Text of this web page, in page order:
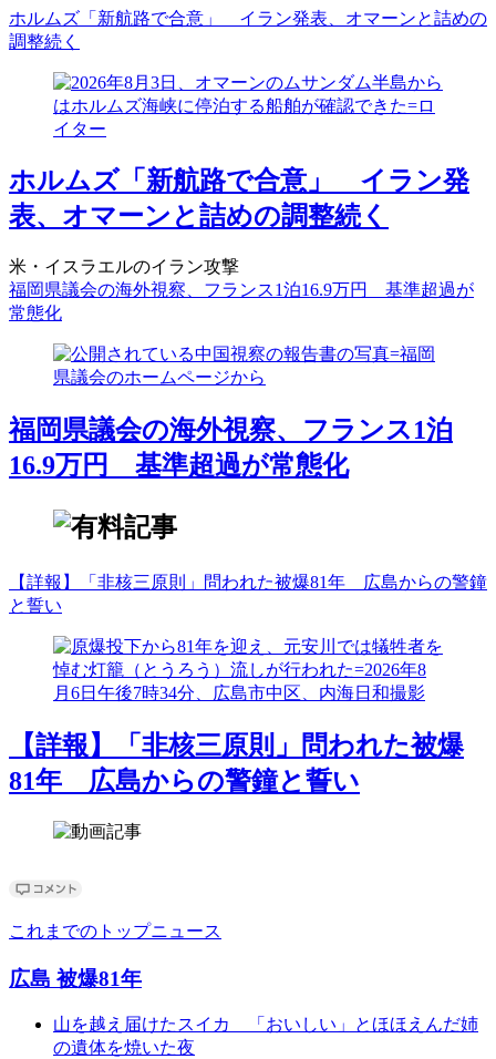
ホルムズ「新航路で合意」 イラン発表、オマーンと詰めの
調整続く
ホルムズ「新航路で合意」 イラン発
表、オマーンと詰めの調整続く
米・イスラエルのイラン攻撃
福岡県議会の海外視察、フランス1泊16.9万円 基準超過が
常態化
福岡県議会の海外視察、フランス1泊
16.9万円 基準超過が常態化
【詳報】「非核三原則」問われた被爆81年 広島からの警鐘
と誓い
【詳報】「非核三原則」問われた被爆
81年 広島からの警鐘と誓い
これまでのトップニュース
広島 被爆81年
山を越え届けたスイカ 「おいしい」とほほえんだ姉
の遺体を焼いた夜